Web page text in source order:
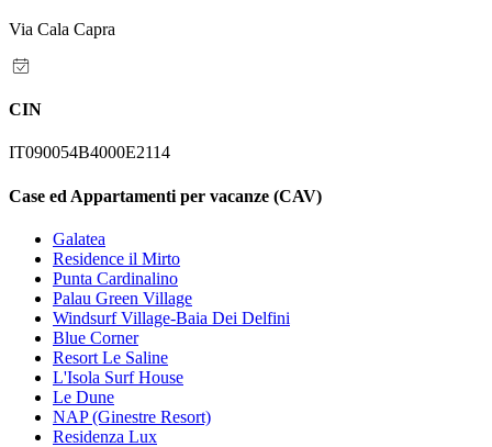
Via Cala Capra
CIN
IT090054B4000E2114
Case ed Appartamenti per vacanze (CAV)
Galatea
Residence il Mirto
Punta Cardinalino
Palau Green Village
Windsurf Village-Baia Dei Delfini
Blue Corner
Resort Le Saline
L'Isola Surf House
Le Dune
NAP (Ginestre Resort)
Residenza Lux